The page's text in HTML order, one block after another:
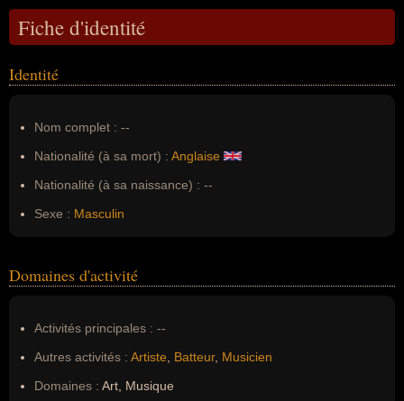
Fiche d'identité
Identité
Nom complet : --
Nationalité (à sa mort) : Anglaise
Nationalité (à sa naissance) : --
Sexe : Masculin
Domaines d'activité
Activités principales : --
Autres activités : Artiste Batteur, Musicien
Domaines : Art, Musique